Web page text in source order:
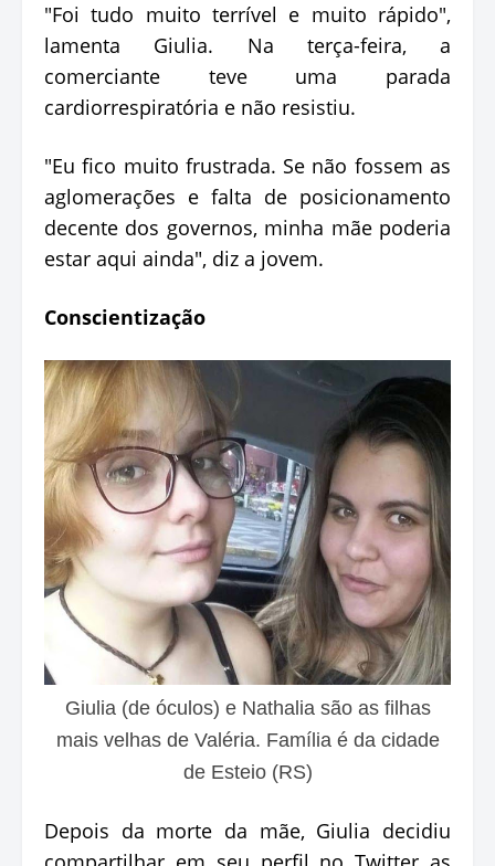
"Foi tudo muito terrível e muito rápido",
lamenta Giulia. Na terça-feira, a
comerciante teve uma parada
cardiorrespiratória e não resistiu.
"Eu fico muito frustrada. Se não fossem as
aglomerações e falta de posicionamento
decente dos governos, minha mãe poderia
estar aqui ainda", diz a jovem.
Conscientização
Giulia (de óculos) e Nathalia são as filhas
mais velhas de Valéria. Família é da cidade
de Esteio (RS)
Depois da morte da mãe, Giulia decidiu